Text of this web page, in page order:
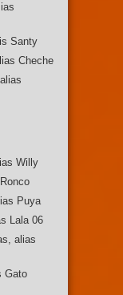
Santy
Cheche
Willy
Puya
Lala 06
alias
Gato